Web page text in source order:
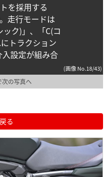
を採用する
走行モードは
ック)」、「C(コ
トラクション
設定が組み合
(画像 No.18/43)
次の写真へ
る